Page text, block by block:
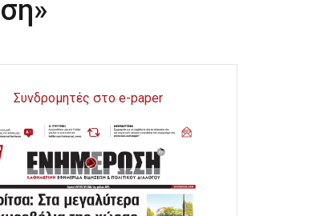
Συνδρομητές στο e-paper